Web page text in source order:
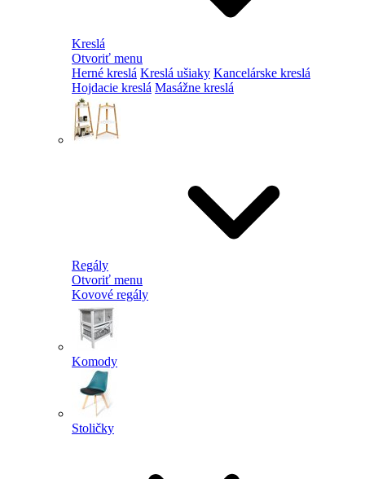
Kreslá
Otvoriť menu
Herné kreslá Kreslá ušiaky Kancelárske kreslá
Hojdacie kreslá Masážne kreslá
Regály
Otvoriť menu
Kovové regály
Komody
Stoličky